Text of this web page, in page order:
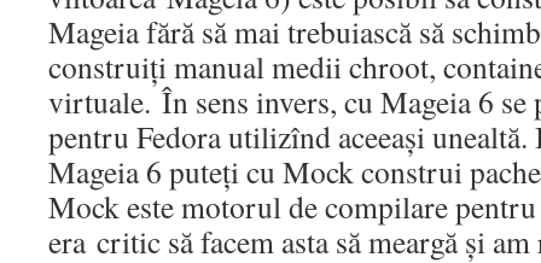
Mageia fără să mai trebuiască să
construiți manual medii chroot,
virtuale. În sens invers, cu Mageia 6 se
pentru Fedora utilizînd aceeași
Mageia 6 puteți cu Mock construi
Mock este motorul de compilare pentru
era critic să facem asta să meargă și